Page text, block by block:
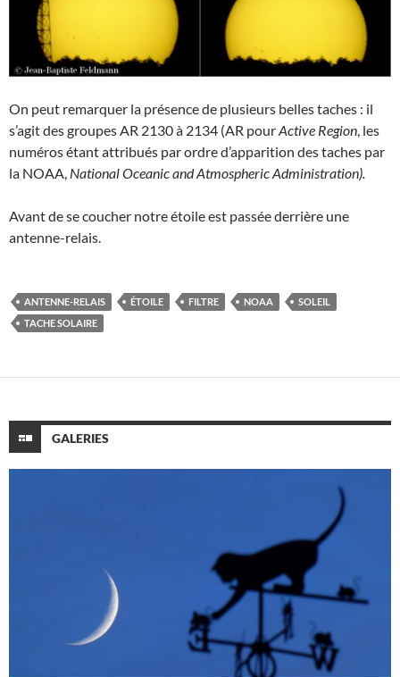
On peut remarquer la présence de plusieurs belles taches : il
s’agit des groupes AR 2130 à 2134 (AR pourActive Region , les
numéros étant attribués par ordre d’apparition des taches par
la NOAA, National Oceanic and Atmospheric Administration).
Avant de se coucher notre étoile est passée derrière une
antenne-relais.
ANTENNE-RELAIS ÉTOILE FILTRE NOAA
SOLEIL
TACHE SOLAIRE
GALERIES